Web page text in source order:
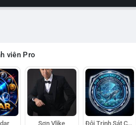
viên Pro
Sơn Vlike Đội Trinh Sát Cá Voi